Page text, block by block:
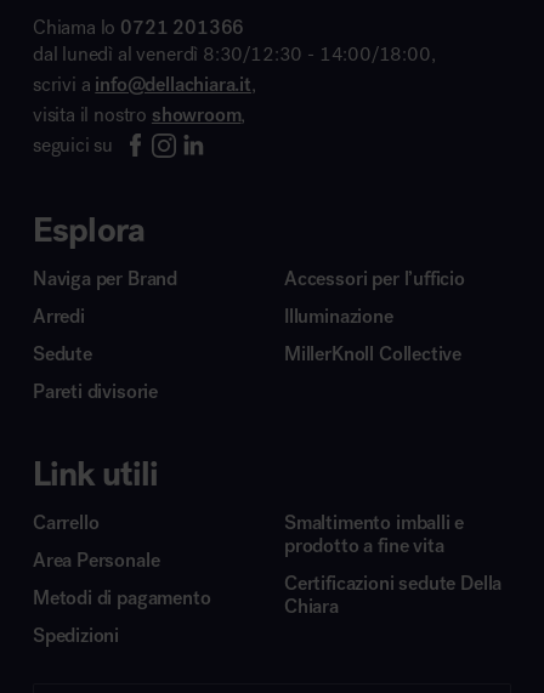
Chiama lo 0721 201366
dal lunedì al venerdì 8:30/12:30 - 14:00/18:00,
scrivi a info@dellachiara.it,
visita il nostro showroom,
seguici su
Esplora
Naviga per Brand
Arredi
Sedute
Pareti divisorie
Accessori per l’ufficio
Illuminazione
MillerKnoll Collective
Link utili
Carrello
Area Personale
Metodi di pagamento
Spedizioni
Smaltimento imballi e
prodotto a fine vita
Certificazioni sedute Della
Chiara